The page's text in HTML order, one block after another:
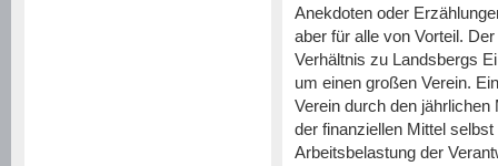
Anekdoten oder
aber für alle von Vorteil.
Verhältnis zu Landsbergs
um einen großen Verein.
Verein durch den jährlichen
der finanziellen Mittel
Arbeitsbelastung der